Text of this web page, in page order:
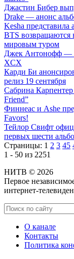
Джастин Бибер
Drake — анонс
Kesha
BTS возвращаются
мировым туром
Джек Антонофф —
XCX
Карди Би
релиз 19 сентября
Сабрина
Friend”
Финнеас и Ashe
Favors!
Тейлор Свифт
первых шести
Страницы: 1 2 3 45
1 - 50 из 2251
НИТВ © 2026
Первое
интернет-
О канале
Контакты
Политика